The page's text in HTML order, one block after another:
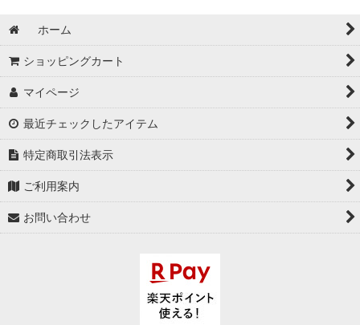
ホーム
ショッピングカート
マイページ
最近チェックしたアイテム
特定商取引法表示
ご利用案内
お問い合わせ